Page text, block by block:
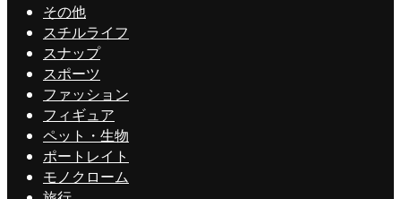
その他
スチルライフ
スナップ
スポーツ
ファッション
フィギュア
ペット・生物
ポートレイト
モノクローム